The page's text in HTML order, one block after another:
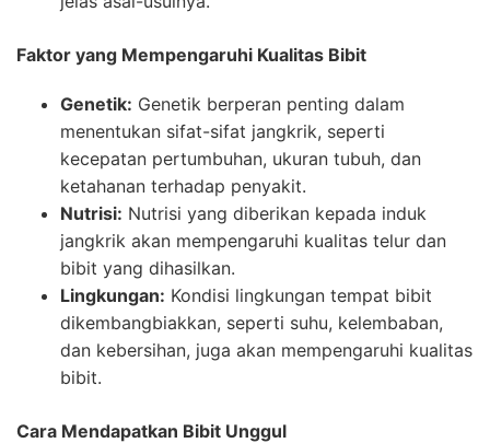
Faktor yang Mempengaruhi Kualitas Bibit
Genetik: Genetik berperan penting dalam
menentukan sifat-sifat jangkrik, seperti
kecepatan pertumbuhan, ukuran tubuh, dan
ketahanan terhadap penyakit.
Nutrisi: Nutrisi yang diberikan kepada induk
jangkrik akan mempengaruhi kualitas telur dan
bibit yang dihasilkan.
Lingkungan: Kondisi lingkungan tempat bibit
dikembangbiakkan, seperti suhu, kelembaban,
dan kebersihan, juga akan mempengaruhi kualitas
bibit.
Cara Mendapatkan Bibit Unggul